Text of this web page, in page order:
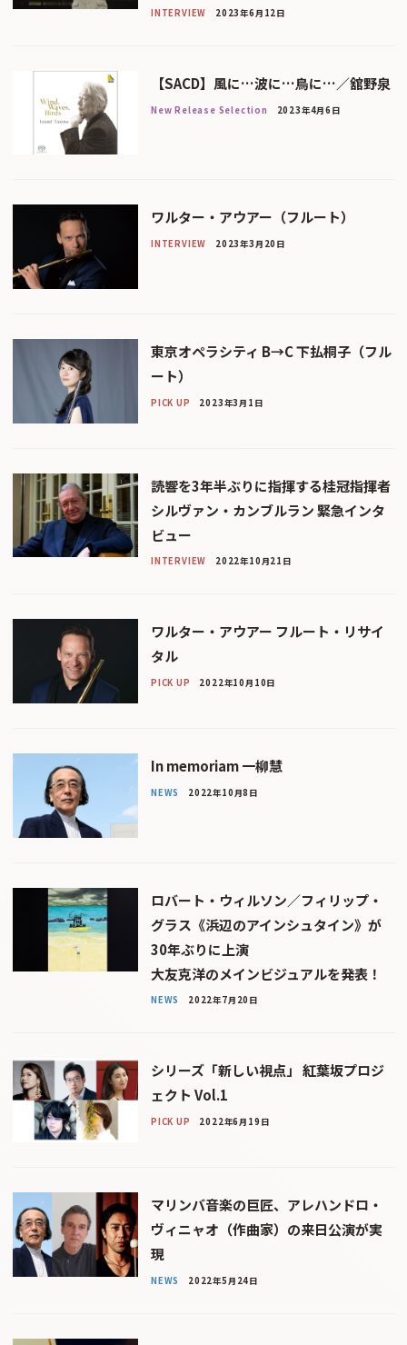
INTERVIEW 2023年6月12日
【SACD】風に…波に…鳥に…／舘野泉
New Release Selection 2023年4月6日
ワルター・アウアー（フルート）
INTERVIEW 2023年3月20日
東京オペラシティ B→C 下払桐子（フル
ート）
PICK UP 2023年3月1日
読響を3年半ぶりに指揮する桂冠指揮者
シルヴァン・カンブルラン 緊急インタ
ビュー
INTERVIEW 2022年10月21日
ワルター・アウアー フルート・リサイ
タル
PICK UP 2022年10月10日
In memoriam 一柳慧
NEWS 2022年10月8日
ロバート・ウィルソン／フィリップ・
グラス《浜辺のアインシュタイン》が
30年ぶりに上演
大友克洋のメインビジュアルを発表！
NEWS 2022年7月20日
シリーズ「新しい視点」 紅葉坂プロジ
ェクト Vol.1
PICK UP 2022年6月19日
マリンバ音楽の巨匠、アレハンドロ・
ヴィニャオ（作曲家）の来日公演が実
現
NEWS 2022年5月24日